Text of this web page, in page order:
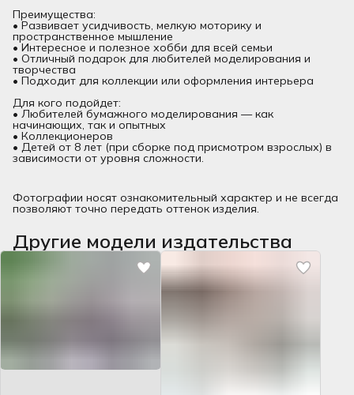
Преимущества:
• Развивает усидчивость, мелкую моторику и
пространственное мышление
• Интересное и полезное хобби для всей семьи
• Отличный подарок для любителей моделирования и
творчества
• Подходит для коллекции или оформления интерьера
Для кого подойдет:
• Любителей бумажного моделирования — как
начинающих, так и опытных
• Коллекционеров
• Детей от 8 лет (при сборке под присмотром взрослых) в
зависимости от уровня сложности.
Фотографии носят ознакомительный характер и не всегда
позволяют точно передать оттенок изделия.
Другие модели издательства